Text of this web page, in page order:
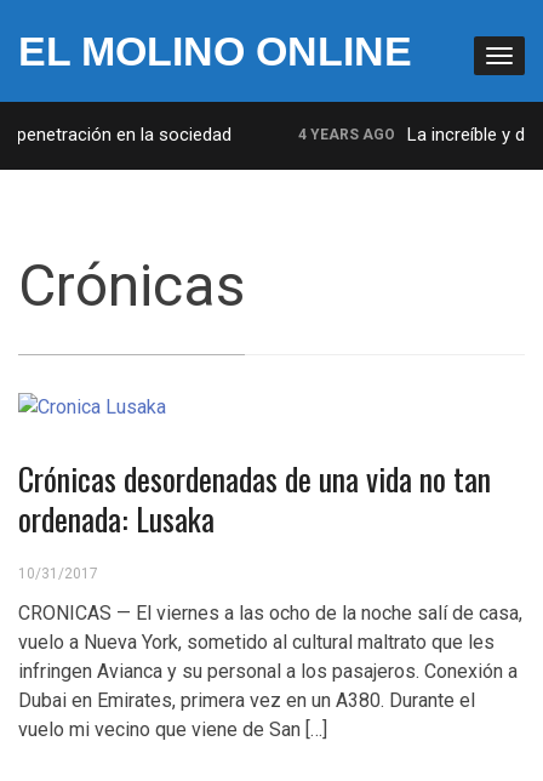
EL MOLINO ONLINE
en la sociedad 4 YEARS AGO La increíble y
Crónicas
Crónicas desordenadas de una vida no tan
ordenada: Lusaka
10/31/2017
CRONICAS — El viernes a las ocho de la noche salí de casa,
vuelo a Nueva York, sometido al cultural maltrato que les
infringen Avianca y su personal a los pasajeros. Conexión a
Dubai en Emirates, primera vez en un A380. Durante el
vuelo mi vecino que viene de San […]